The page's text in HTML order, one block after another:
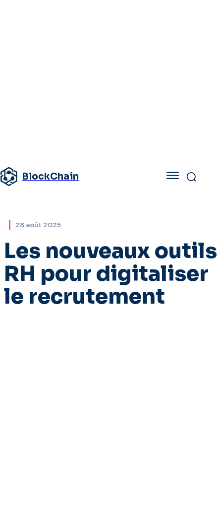
BlockChain
28 août 2025
Les nouveaux outils
RH pour digitaliser
le recrutement